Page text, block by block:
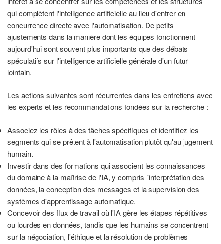
qui complètent l'intelligence artificielle au lieu d'entrer en
concurrence directe avec l'automatisation. De petits
ajustements dans la manière dont les équipes fonctionnent
aujourd'hui sont souvent plus importants que des débats
spéculatifs sur l'intelligence artificielle générale d'un futur
lointain.
Les actions suivantes sont récurrentes dans les entretiens avec
les experts et les recommandations fondées sur la recherche :
Associez les rôles à des tâches spécifiques et identifiez les
segments qui se prêtent à l'automatisation plutôt qu'au jugement
humain.
Investir dans des formations qui associent les connaissances
du domaine à la maîtrise de l'IA, y compris l'interprétation des
données, la conception des messages et la supervision des
systèmes d'apprentissage automatique.
Concevoir des flux de travail où l'IA gère les étapes répétitives
ou lourdes en données, tandis que les humains se concentrent
sur la négociation, l'éthique et la résolution de problèmes